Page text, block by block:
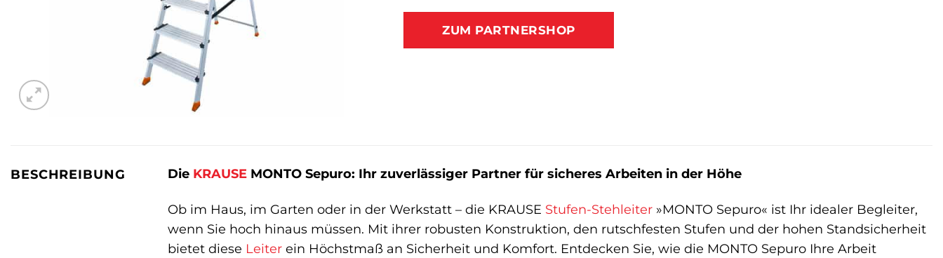
ZUM PARTNERSHOP
BESCHREIBUNG Die KRAUSE MONTO Sepuro: Ihr zuverlässiger Partner für sicheres Arbeiten in der Höhe
Ob im Haus, im Garten oder in der Werkstatt – die KRAUSE Stufen-Stehleiter »MONTO Sepuro« ist Ihr idealer Begleiter,
wenn Sie hoch hinaus müssen. Mit ihrer robusten Konstruktion, den rutschfesten Stufen und der hohen Standsicherheit
bietet diese Leiter ein Höchstmaß an Sicherheit und Komfort. Entdecken Sie, wie die MONTO Sepuro Ihre Arbeit